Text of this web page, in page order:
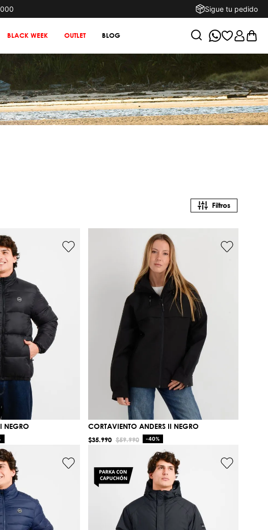
Sigue tu pedido
BLACK WEEK OUTLET BLOG
NEGRO CORTAVIENTO ANDERS II NEGRO
$59.990
$35.990 -40%